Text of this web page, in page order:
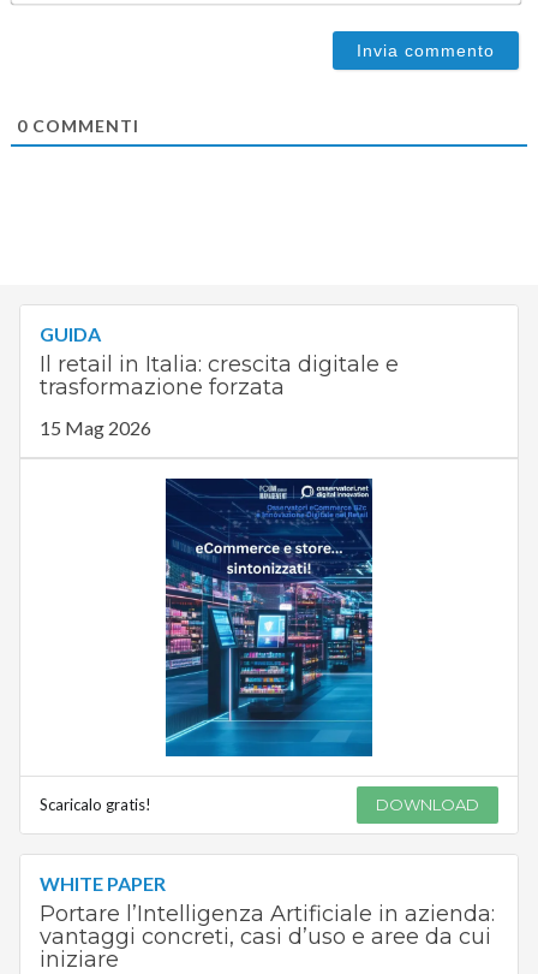
0COMMENTI
GUIDA
Il retail in Italia: crescita digitale e
trasformazione forzata
15 Mag 2026
Scaricalo gratis! DOWNLOAD
WHITE PAPER
Portare l’Intelligenza Artificiale in azienda:
vantaggi concreti, casi d’uso e aree da cui
iniziare